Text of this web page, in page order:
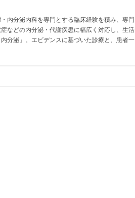
内分泌内科を専門とする臨床経験を積み、専門
などの内分泌・代謝疾患に幅広く対応し、生活
分泌」。エビデンスに基づいた診療と、患者一